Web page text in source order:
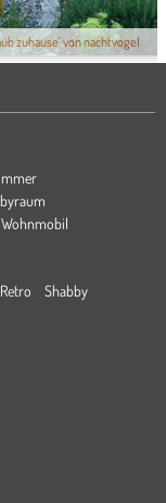
zuhause' von nachtvogel
Wohnmobil
Retro
Shabby